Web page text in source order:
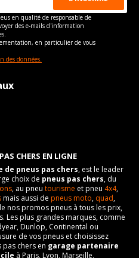
en qualité de responsable de
des e-mails d'information
en particulier de vous
des données.
CHERS EN LIGNE
de pneus pas chers, est le leader
choix de pneus pas chers, du
, au pneu tourisme et pneu 4x4,
mais aussi de pneus moto, quad,
nos promos pneus à tous les prix,
Les plus grandes marques, comme
Dunlop, Continental ou
de vos pneus et choisissez
chers en garage partenaire
à Paris, Lyon, Marseille,